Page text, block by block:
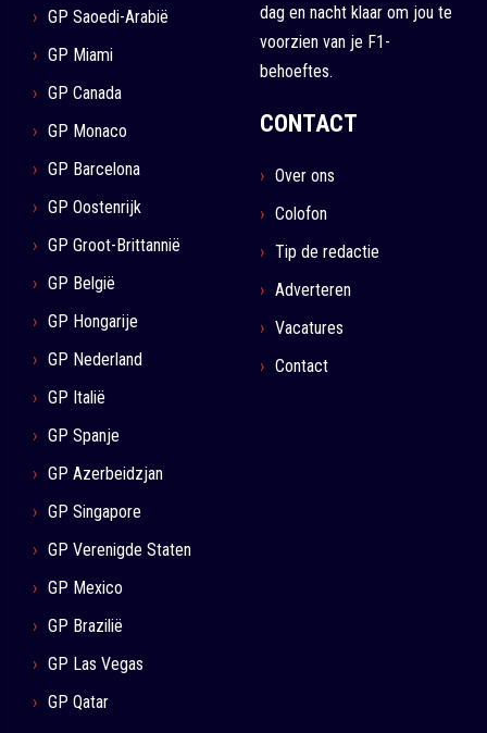
GP Saoedi-Arabië
GP Miami
GP Canada
GP Monaco
GP Barcelona
GP Oostenrijk
GP Groot-Brittannië
GP België
GP Hongarije
GP Nederland
GP Italië
GP Spanje
GP Azerbeidzjan
GP Singapore
GP Verenigde Staten
GP Mexico
GP Brazilië
GP Las Vegas
GP Qatar
dag en nacht klaar om jou te
voorzien van je F1-
behoeftes.
CONTACT
Over ons
Colofon
Tip de redactie
Adverteren
Vacatures
Contact